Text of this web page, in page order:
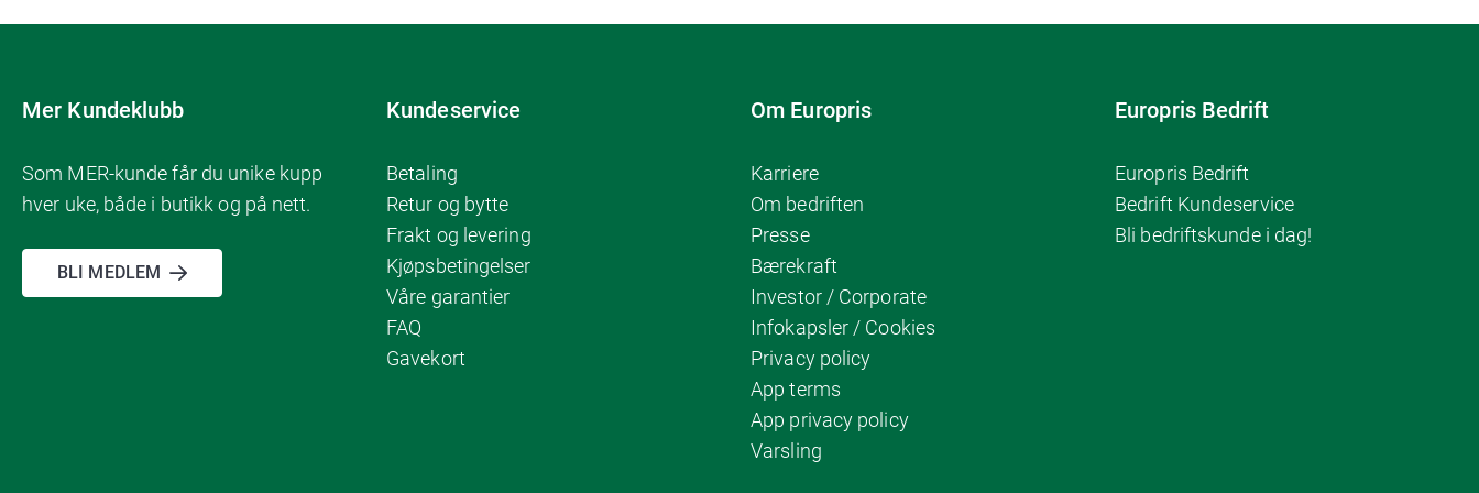
Mer Kundeklubb
Som MER-kunde får du unike kupp
hver uke, både i butikk og på nett.
BLI MEDLEM
Kundeservice
Betaling
Retur og bytte
Frakt og levering
Kjøpsbetingelser
Våre garantier
FAQ
Gavekort
Om Europris
Karriere
Om bedriften
Presse
Bærekraft
Investor / Corporate
Infokapsler / Cookies
Privacy policy
App terms
App privacy policy
Varsling
Europris Bedrift
Europris Bedrift
Bedrift Kundeservice
Bli bedriftskunde i dag!